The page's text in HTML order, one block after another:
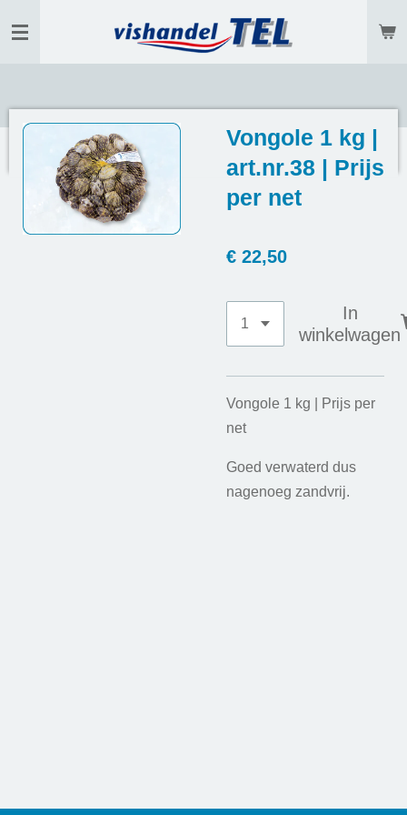
direct
Vongole 1 kg |
art.nr.38 | Prijs
per net
€ 22,50
In
winkelwagen
Vongole 1 kg | Prijs per
net
Goed verwaterd dus
nagenoeg zandvrij.